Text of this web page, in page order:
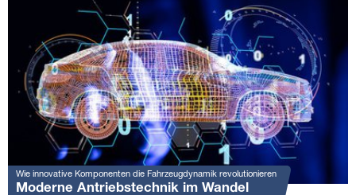
Wie innovative Komponenten die Fahrzeugdynamik revolutionieren
Moderne Antriebstechnik im Wandel